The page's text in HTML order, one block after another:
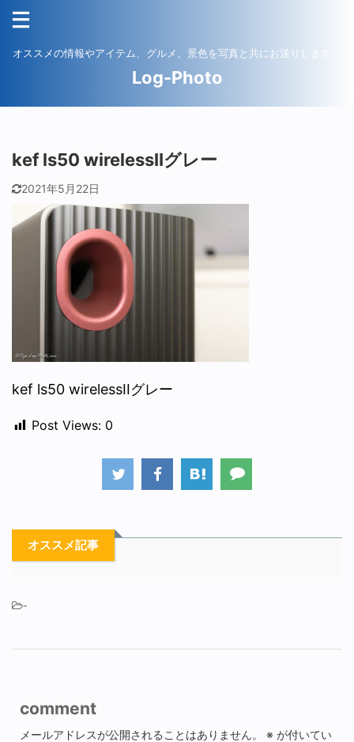
オススメの情報やアイテム、グルメ、景色を写真と共にお送りします。
Log-Photo
kef ls50 wirelessIIグレー
2021年5月22日
kef ls50 wirelessIIグレー
Post Views: 0
オススメ記事
-
comment
メールアドレスが公開されることはありません。 ※ が付いてい